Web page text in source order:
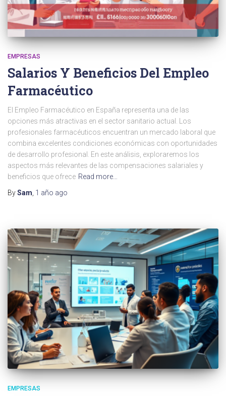
EMPRESAS
Salarios Y Beneficios Del Empleo
Farmacéutico
El Empleo Farmacéutico en España representa una de las
opciones más atractivas en el sector sanitario actual. Los
profesionales farmacéuticos encuentran un mercado laboral que
combina excelentes condiciones económicas con oportunidades
de desarrollo profesional. En este análisis, exploraremos los
aspectos más relevantes de las compensaciones salariales y
beneficios que ofrece Read more…
BySam 1 año ago
EMPRESAS